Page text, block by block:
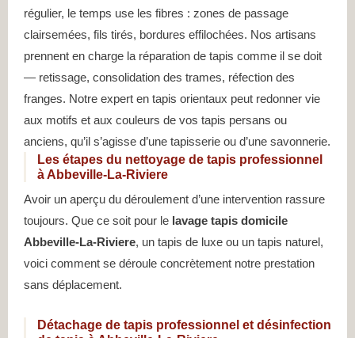
régulier, le temps use les fibres : zones de passage
clairsemées, fils tirés, bordures effilochées. Nos artisans
prennent en charge la réparation de tapis comme il se doit
— retissage, consolidation des trames, réfection des
franges. Notre expert en tapis orientaux peut redonner vie
aux motifs et aux couleurs de vos tapis persans ou
anciens, qu’il s’agisse d’une tapisserie ou d’une savonnerie.
Les étapes du nettoyage de tapis professionnel
à Abbeville-La-Riviere
Avoir un aperçu du déroulement d’une intervention rassure
toujours. Que ce soit pour le lavage tapis domicile
Abbeville-La-Riviere, un tapis de luxe ou un tapis naturel,
voici comment se déroule concrètement notre prestation
sans déplacement.
Détachage de tapis professionnel et désinfection